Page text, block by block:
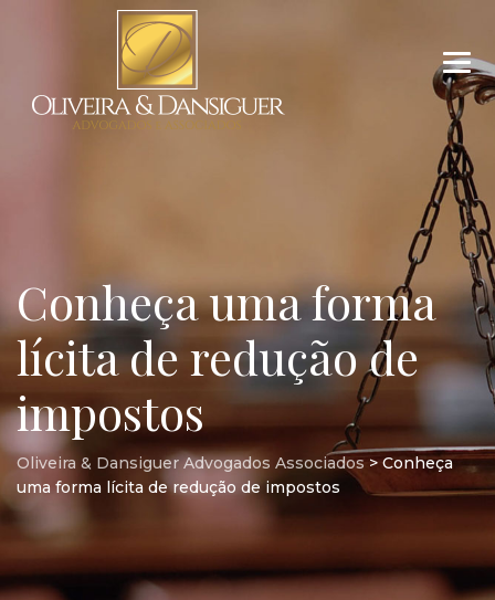
Conheça uma forma
lícita de redução de
impostos
Oliveira & Dansiguer Advogados Associados>Conheça
uma forma lícita de redução de impostos